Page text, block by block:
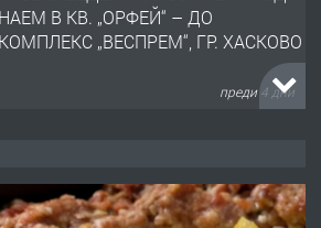
НАЕМ В КВ. „ОРФЕЙ“ – ДО
КОМПЛЕКС „ВЕСПРЕМ“, ГР. ХАСКОВО
преди 4 дни
В ЦЕНТЪРА НА ГР.